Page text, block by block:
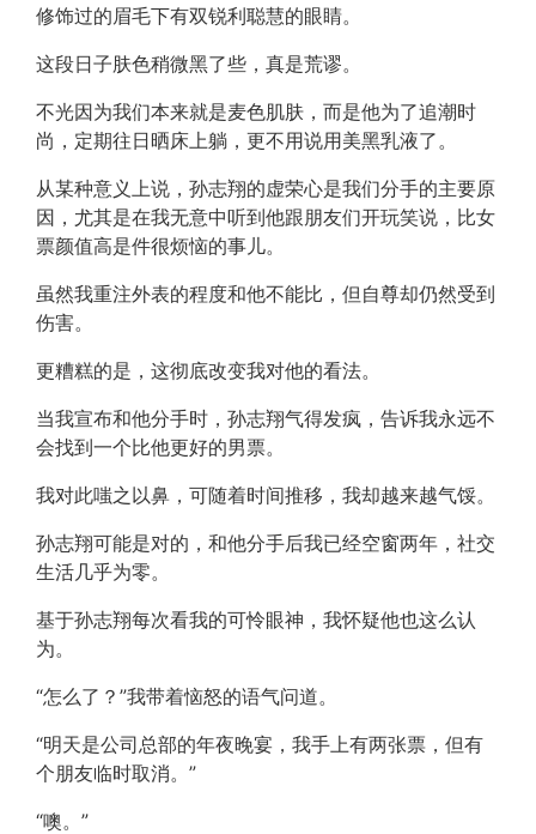
修饰过的眉毛下有双锐利聪慧的眼睛。
这段日子肤色稍微黑了些，真是荒谬。
不光因为我们本来就是麦色肌肤，而是他为了追潮时
尚，定期往日晒床上躺，更不用说用美黑乳液了。
从某种意义上说，孙志翔的虚荣心是我们分手的主要原
因，尤其是在我无意中听到他跟朋友们开玩笑说，比女
票颜值高是件很烦恼的事儿。
虽然我重注外表的程度和他不能比，但自尊却仍然受到
伤害。
更糟糕的是，这彻底改变我对他的看法。
当我宣布和他分手时，孙志翔气得发疯，告诉我永远不
会找到一个比他更好的男票。
我对此嗤之以鼻，可随着时间推移，我却越来越气馁。
孙志翔可能是对的，和他分手后我已经空窗两年，社交
生活几乎为零。
基于孙志翔每次看我的可怜眼神，我怀疑他也这么认
为。
“怎么了？”我带着恼怒的语气问道。
“明天是公司总部的年夜晚宴，我手上有两张票，但有
个朋友临时取消。”
“噢。”